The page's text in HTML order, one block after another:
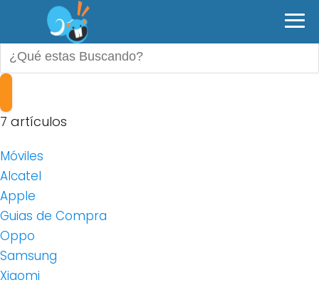
7 artículos
Móviles
Alcatel
Apple
Guias de Compra
Oppo
Samsung
Xiaomi